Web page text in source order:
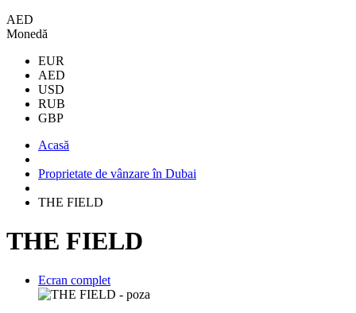
AED
Monedă
EUR
AED
USD
RUB
GBP
Acasă
Proprietate de vânzare în Dubai
THE FIELD
THE FIELD
Ecran complet